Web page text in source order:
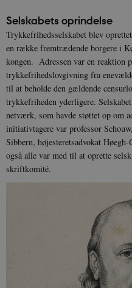
Selskabets oprindelse
Trykkefrihedsselskabet blev
en række fremtrædende borgere i
kongen. Adressen var en reaktion
trykkefrihedslovgivning fra
til at beholde den gældende
trykkefriheden yderligere.
netværk, som havde støttet op om
initiativtagere var professor
Sibbern, højesteretsadvokat
også alle var med til at oprette
skriftkomité.